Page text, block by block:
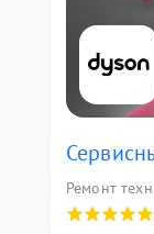
Ремонт